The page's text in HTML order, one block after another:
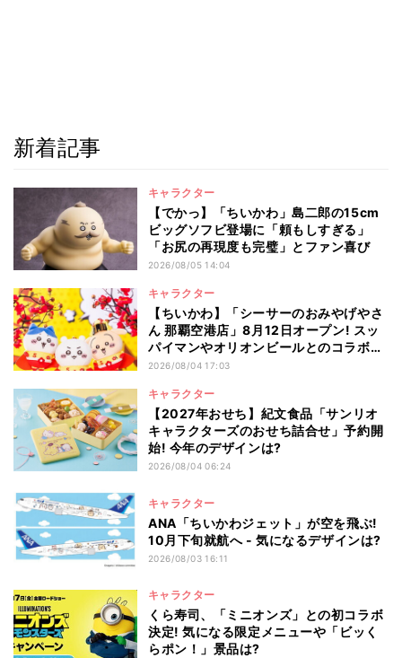
新着記事
キャラクター
【でかっ】「ちいかわ」島二郎の15cm
ビッグソフビ登場に「頼もしすぎる」
「お尻の再現度も完璧」とファン喜び
2026/08/05 14:04
キャラクター
【ちいかわ】「シーサーのおみやげやさ
ん 那覇空港店」8月12日オープン! スッ
パイマンやオリオンビールとのコラボ商
品一覧
2026/08/04 17:03
キャラクター
【2027年おせち】紀文食品「サンリオ
キャラクターズのおせち詰合せ」予約開
始! 今年のデザインは?
2026/08/04 06:24
キャラクター
ANA「ちいかわジェット」が空を飛ぶ!
10月下旬就航へ - 気になるデザインは?
2026/08/03 16:11
キャラクター
くら寿司、「ミニオンズ」との初コラボ
決定! 気になる限定メニューや「ビッく
らポン！」景品は?